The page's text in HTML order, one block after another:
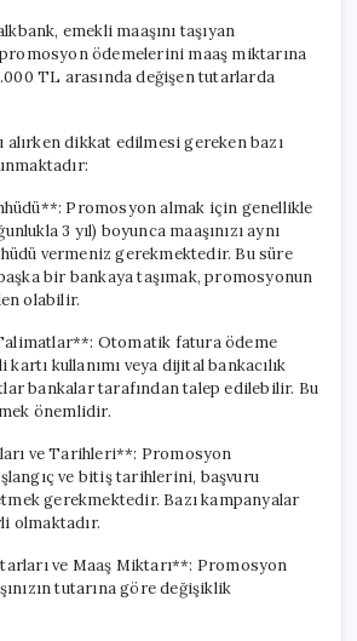
emekli maaşını taşıyan
ödemelerini maaş miktarına
TL arasında değişen tutarlarda
dikkat edilmesi gereken bazı
Promosyon almak için genellikle
3 yıl) boyunca maaşınızı aynı
vermeniz gerekmektedir. Bu süre
başka bir bankaya taşımak, promosyonun
olabilir.
Otomatik fatura ödeme
kullanımı veya dijital bankacılık
bankalar tarafından talep edilebilir. Bu
önemlidir.
ve Tarihleri**: Promosyon
ve bitiş tarihlerini, başvuru
gerekmektedir. Bazı kampanyalar
olmaktadır.
ve Maaş Miktarı**: Promosyon
tutarına göre değişiklik